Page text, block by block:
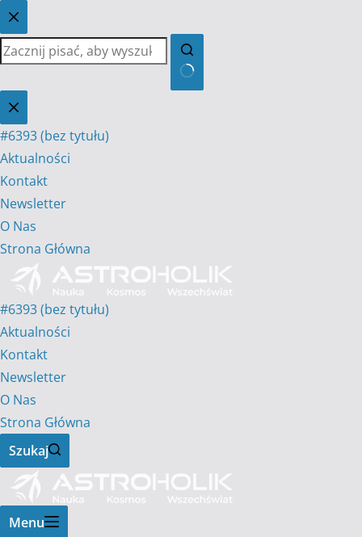
Przejdź
do
treści
Brak
wyników
#6393 (bez tytułu)
Aktualności
Kontakt
Newsletter
O Nas
Strona Główna
#6393 (bez tytułu)
Aktualności
Kontakt
Newsletter
O Nas
Strona Główna
Szukaj
Menu